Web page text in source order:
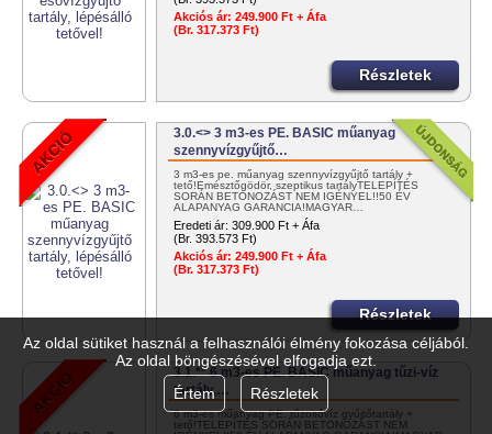
Az oldal sütiket használ a felhasználói élmény fokozása céljából.
Az oldal böngészésével elfogadja ezt.
Értem
Részletek
Akciós ár: 249.900 Ft + Áfa
(Br. 317.373 Ft)
Részletek
3.0.<> 3 m3-es PE. BASIC műanyag
szennyvízgyűjtő…
3 m3-es pe. műanyag szennyvízgyűjtő tartály +
tető!Emésztőgödör, szeptikus tartályTELEPÍTÉS
SORÁN BETONOZÁST NEM IGÉNYEL!!50 ÉV
ALAPANYAG GARANCIA!MAGYAR…
Eredeti ár: 309.900 Ft + Áfa
(Br. 393.573 Ft)
Akciós ár: 249.900 Ft + Áfa
(Br. 317.373 Ft)
Részletek
3.1.** 6 m3-es PE. BASIC műanyag tűzi-víz
tartály,…
6 m3-es műanyag PE. tűzoltóvíz gyűjtőtartály +
tető!TELEPÍTÉS SORÁN BETONOZÁST NEM